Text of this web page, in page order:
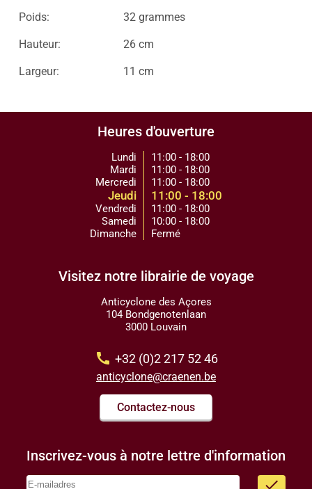
Poids: 32 grammes
Hauteur: 26 cm
Largeur: 11 cm
Heures d'ouverture
Lundi
Mardi
Mercredi
Jeudi
Vendredi
Samedi
Dimanche
11:00 - 18:00
11:00 - 18:00
11:00 - 18:00
11:00 - 18:00
11:00 - 18:00
10:00 - 18:00
Fermé
Visitez notre librairie de voyage
Anticyclone des Açores
104 Bondgenotenlaan
3000 Louvain
call +32 (0)2 217 52 46
anticyclone@craenen.be
Contactez-nous
Inscrivez-vous à notre lettre d'information
done